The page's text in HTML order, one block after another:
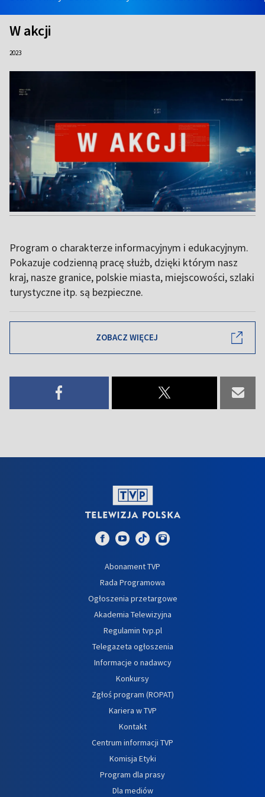
W akcji
2023
Program o charakterze informacyjnym i edukacyjnym.
Pokazuje codzienną pracę służb, dzięki którym nasz
kraj, nasze granice, polskie miasta, miejscowości, szlaki
turystyczne itp. są bezpieczne.
ZOBACZ WIĘCEJ
Abonament TVP
Rada Programowa
Ogłoszenia przetargowe
Akademia Telewizyjna
Regulamin tvp.pl
Telegazeta ogłoszenia
Informacje o nadawcy
Konkursy
Zgłoś program (ROPAT)
Kariera w TVP
Kontakt
Centrum informacji TVP
Komisja Etyki
Program dla prasy
Dla mediów